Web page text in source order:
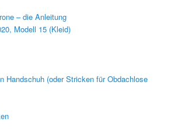
– die Anleitung
Modell 15 (Kleid)
Handschuh (oder Stricken für Obdachlose